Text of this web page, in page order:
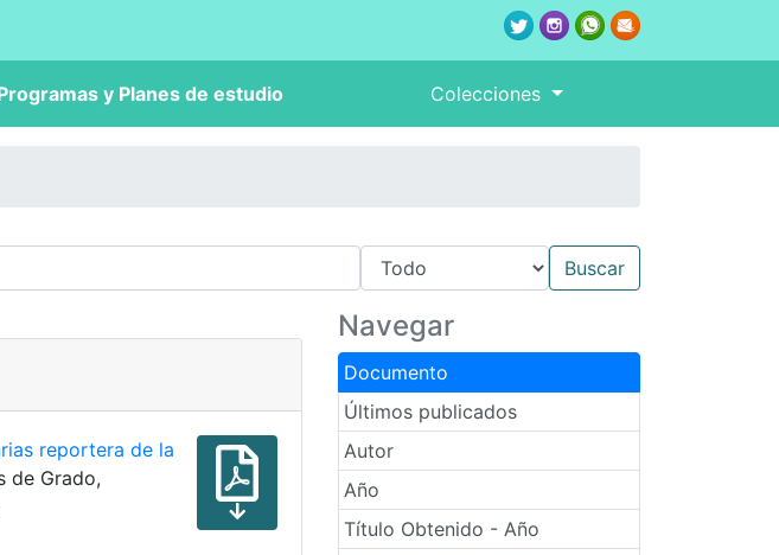
y Planes de estudio Colecciones
Navegar
Documento
Últimos publicados
Autor
Año
Título Obtenido - Año
reportera de la
de Grado,